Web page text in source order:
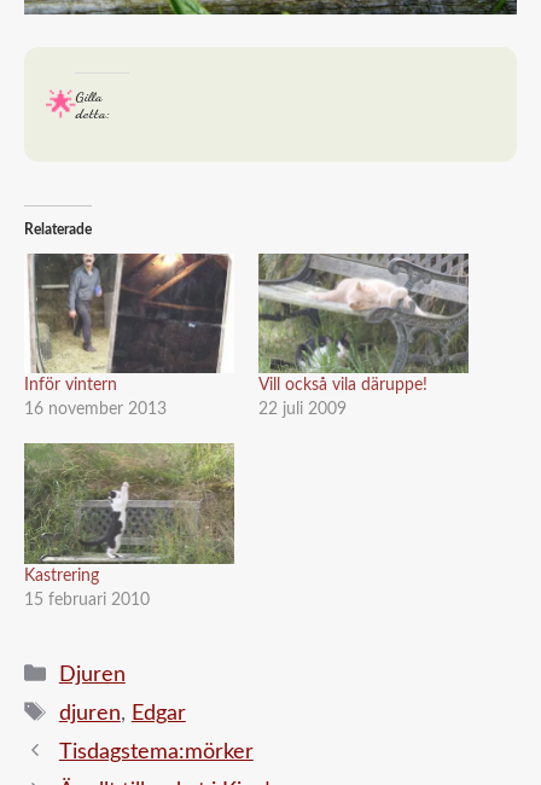
Gilla
detta:
Relaterade
Inför vintern
16 november 2013
Vill också vila däruppe!
22 juli 2009
Kastrering
15 februari 2010
Kategorier
Djuren
Etiketter
djuren, Edgar
Tisdagstema:mörker